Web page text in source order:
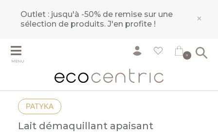
Outlet : jusqu'à -50% de remise sur une
sélection de produits.J'en profite ! ×
MENU
0
PATYKA
Lait démaquillant apaisant